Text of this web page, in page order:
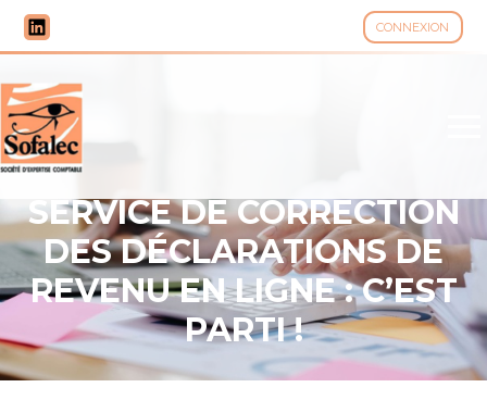
CONNEXION
Aller
au
contenu
SERVICE DE CORRECTION
DES DÉCLARATIONS DE
REVENU EN LIGNE : C’EST
PARTI !